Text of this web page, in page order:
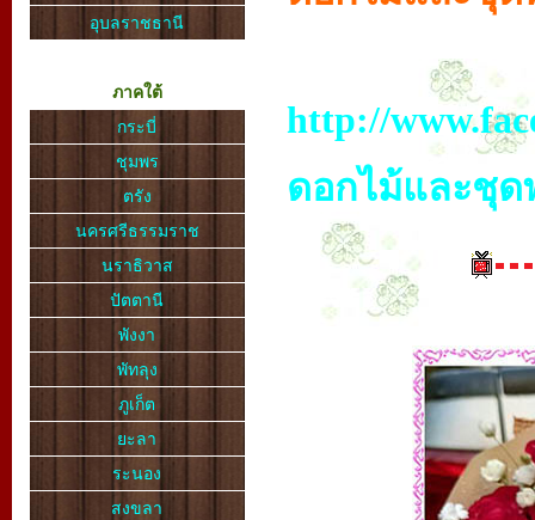
อุบลราชธานี
ภาคใต้
กระบี่
ชุมพร
ตรัง
นครศรีธรรมราช
นราธิวาส
ปัตตานี
พังงา
พัทลุง
ภูเก็ต
ยะลา
ระนอง
สงขลา
http://
ดอกไม้และชุ